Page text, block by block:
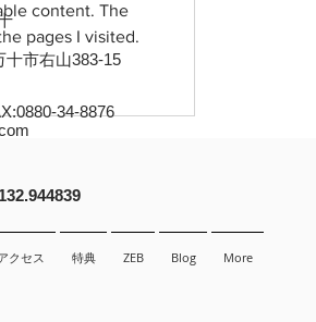
content. The
pages I visited.
十市右山383-15
34-8876
クセス 特典 ZEB Blog More